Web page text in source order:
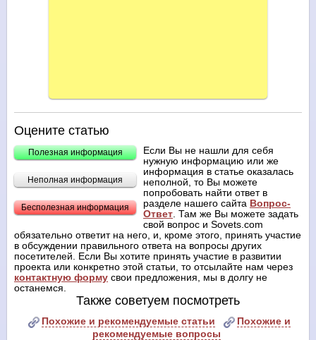
Оцените статью
Полезная информация
Неполная информация
Бесполезная информация
Если Вы не нашли для себя
нужную информацию или же
информация в статье оказалась
неполной, то Вы можете
попробовать найти ответ в
разделе нашего сайта Вопрос-
Ответ. Там же Вы можете задать
свой вопрос и Sovets.com
обязательно ответит на него, и, кроме этого, принять участие
в обсуждении правильного ответа на вопросы других
посетителей. Если Вы хотите принять участие в развитии
проекта или конкретно этой статьи, то отсылайте нам через
контактную форму свои предложения, мы в долгу не
останемся.
Также советуем посмотреть
Похожие и рекомендуемые статьи
Похожие и
рекомендуемые вопросы